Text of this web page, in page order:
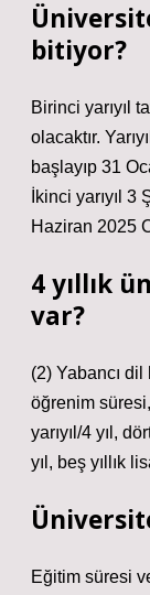
bitiyor?
Birinci yarıyıl
olacaktır.
başlayıp 31
İkinci yarıyıl
Haziran 2025
4 yıllık
var?
(2) Yabancı dil
öğrenim
yarıyıl/4 yıl,
yıl, beş yıllık
Eğitim süresi